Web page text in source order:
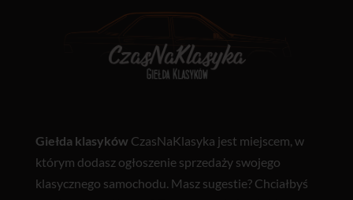
Giełda klasyków CzasNaKlasyka jest miejscem, w
którym dodasz ogłoszenie sprzedaży swojego
klasycznego samochodu. Masz sugestie? Chciałbyś